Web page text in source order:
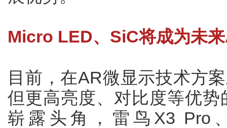
Micro LED、SiC将成为未
目前，在AR微显示技术方
但更高亮度、对比度等优
崭露头角，雷鸟X3 Pro